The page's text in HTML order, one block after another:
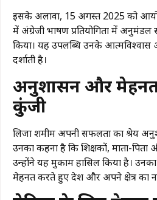
इसके अलावा, 15 अगस्त 2025 को
में अंग्रेजी भाषण प्रतियोगिता में अनुमंडल
किया। यह उपलब्धि उनके आत्मविश्वास
दर्शाती है।
अनुशासन और
कुंजी
लिजा शमीम अपनी सफलता का श्रेय
उनका कहना है कि शिक्षकों, माता-
उन्होंने यह मुकाम हासिल किया है।
मेहनत करते हुए देश और अपने क्षेत्र का